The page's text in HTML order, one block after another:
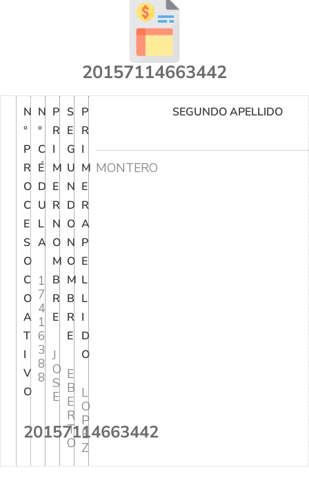
20157114663442
N
°
P
R
O
C
E
S
O
C
O
A
T
I
V
O
20157114663442
N
°
C
É
D
U
L
A
1
7
4
1
6
3
8
8
P
R
I
M
E
R
N
O
M
B
R
E
J
O
S
E
S
E
G
U
N
D
O
N
O
M
B
R
E
E
B
E
R
T
O
P
R
I
M
E
R
A
P
E
L
L
I
D
O
L
O
P
E
Z
SEGUNDO APELLIDO
MONTERO